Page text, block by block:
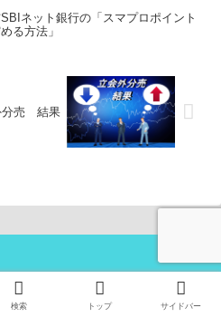
ネット銀行の「スマプロポイント
る方法」
分売 結果
プライバシーポリシー
サイトマップ
検索 トップ サイドバー